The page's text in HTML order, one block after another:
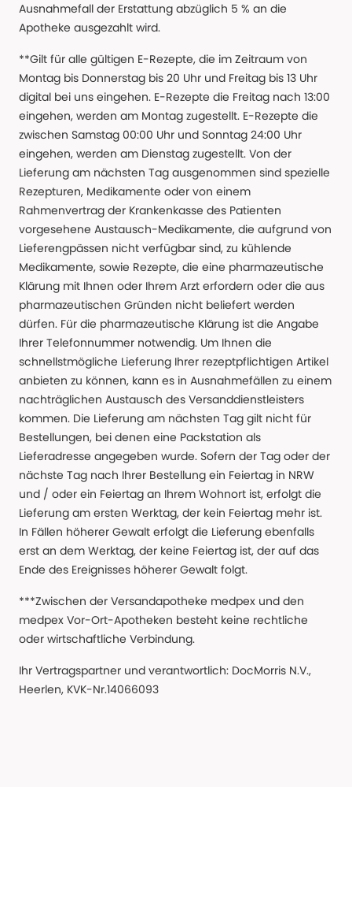
Ausnahmefall der Erstattung abzüglich 5 % an die
Apotheke ausgezahlt wird.
**Gilt für alle gültigen E-Rezepte, die im Zeitraum von
Montag bis Donnerstag bis 20 Uhr und Freitag bis 13 Uhr
digital bei uns eingehen. E-Rezepte die Freitag nach 13:00
eingehen, werden am Montag zugestellt. E-Rezepte die
zwischen Samstag 00:00 Uhr und Sonntag 24:00 Uhr
eingehen, werden am Dienstag zugestellt. Von der
Lieferung am nächsten Tag ausgenommen sind spezielle
Rezepturen, Medikamente oder von einem
Rahmenvertrag der Krankenkasse des Patienten
vorgesehene Austausch-Medikamente, die aufgrund von
Lieferengpässen nicht verfügbar sind, zu kühlende
Medikamente, sowie Rezepte, die eine pharmazeutische
Klärung mit Ihnen oder Ihrem Arzt erfordern oder die aus
pharmazeutischen Gründen nicht beliefert werden
dürfen. Für die pharmazeutische Klärung ist die Angabe
Ihrer Telefonnummer notwendig. Um Ihnen die
schnellstmögliche Lieferung Ihrer rezeptpflichtigen Artikel
anbieten zu können, kann es in Ausnahmefällen zu einem
nachträglichen Austausch des Versanddienstleisters
kommen. Die Lieferung am nächsten Tag gilt nicht für
Bestellungen, bei denen eine Packstation als
Lieferadresse angegeben wurde. Sofern der Tag oder der
nächste Tag nach Ihrer Bestellung ein Feiertag in NRW
und / oder ein Feiertag an Ihrem Wohnort ist, erfolgt die
Lieferung am ersten Werktag, der kein Feiertag mehr ist.
In Fällen höherer Gewalt erfolgt die Lieferung ebenfalls
erst an dem Werktag, der keine Feiertag ist, der auf das
Ende des Ereignisses höherer Gewalt folgt.
***Zwischen der Versandapotheke medpex und den
medpex Vor-Ort-Apotheken besteht keine rechtliche
oder wirtschaftliche Verbindung.
Ihr Vertragspartner und verantwortlich: DocMorris N.V.,
Heerlen, KVK-Nr.14066093